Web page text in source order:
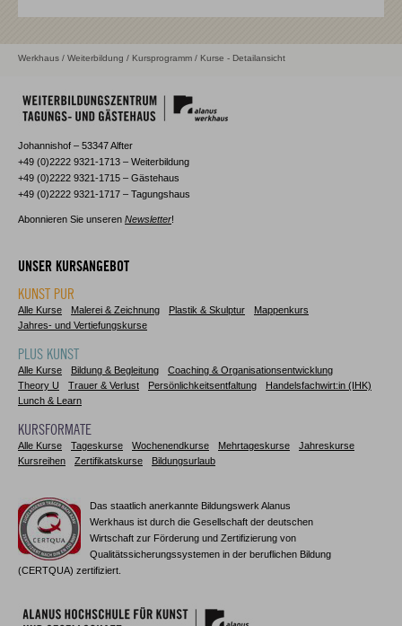
Werkhaus / Weiterbildung / Kursprogramm / Kurse - Detailansicht
Johannishof – 53347 Alfter
+49 (0)2222 9321-1713 – Weiterbildung
+49 (0)2222 9321-1715 – Gästehaus
+49 (0)2222 9321-1717 – Tagungshaus
Abonnieren Sie unseren Newsletter!
UNSER KURSANGEBOT
KUNST PUR
Alle Kurse Malerei & Zeichnung Plastik & Skulptur
Mappenkurs
Jahres- und Vertiefungskurse
PLUS KUNST
Alle Kurse Bildung & Begleitung
Coaching & Organisationsentwicklung
Theory U
Trauer & Verlust Persönlichkeitsentfaltung
Handelsfachwirt:in (IHK)
Lunch & Learn
KURSFORMATE
Alle Kurse Tageskurse Wochenendkurse Mehrtageskurse
Jahreskurse
Kursreihen
Zertifikatskurse Bildungsurlaub
Das staatlich anerkannte Bildungswerk Alanus
Werkhaus ist durch die Gesellschaft der deutschen
Wirtschaft zur Förderung und Zertifizierung von
Qualitätssicherungssystemen in der beruflichen Bildung
(CERTQUA) zertifiziert.